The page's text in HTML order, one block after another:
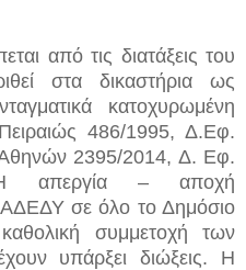
από τις διατάξεις του
στα δικαστήρια ως
κατοχυρωμένη
486/1995, Δ.Εφ.
2395/2014, Δ. Εφ.
απεργία – αποχή
ΑΔΕΔΥ σε όλο το Δημόσιο
συμμετοχή των
υπάρξει διώξεις. Η